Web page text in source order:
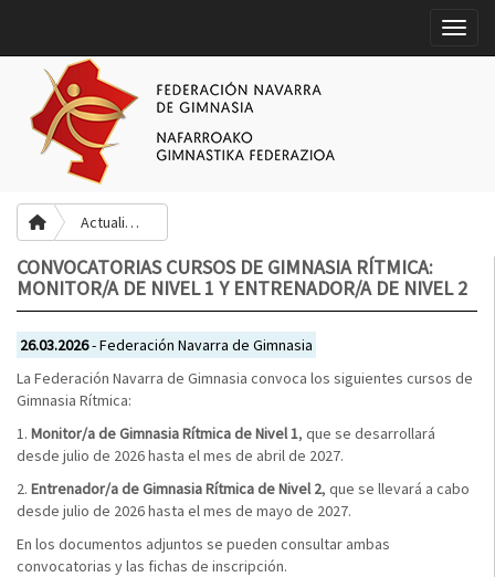
Actualidad
CONVOCATORIAS CURSOS DE GIMNASIA RÍTMICA:
MONITOR/A DE NIVEL 1 Y ENTRENADOR/A DE NIVEL 2
26.03.2026- Federación Navarra de Gimnasia
La Federación Navarra de Gimnasia convoca los siguientes cursos de
Gimnasia Rítmica:
1. Monitor/a de Gimnasia Rítmica de Nivel 1, que se desarrollará
desde julio de 2026 hasta el mes de abril de 2027.
2. Entrenador/a de Gimnasia Rítmica de Nivel 2, que se llevará a cabo
desde julio de 2026 hasta el mes de mayo de 2027.
En los documentos adjuntos se pueden consultar ambas
convocatorias y las fichas de inscripción.